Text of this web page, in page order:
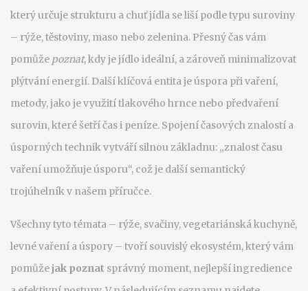
který určuje strukturu a chuť jídla se liší podle typu suroviny
– rýže, těstoviny, maso nebo zelenina. Přesný čas vám
pomůže poznat, kdy je jídlo ideální, a zároveň minimalizovat
plýtvání energií. Další klíčová entita jeúspora při vaření,
metody, jako je využití tlakového hrnce nebo předvaření
surovin, které šetří čas i peníze. Spojení časových znalostí a
úsporných technik vytváří silnou základnu: „znalost času
vaření umožňuje úsporu“, což je další semantický
trojúhelník v našem příručce.
Všechny tyto témata – rýže, svačiny, vegetariánská kuchyně,
levné vaření a úspory – tvoří souvislý ekosystém, který vám
pomůžejak poznat správný moment, nejlepší ingredience